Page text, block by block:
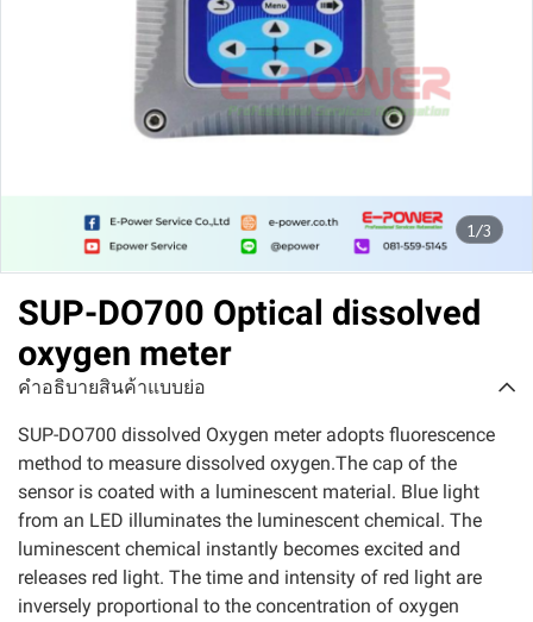
1/3
SUP-DO700 Optical dissolved
oxygen meter
คำอธิบายสินค้าแบบย่อ
SUP-DO700 dissolved Oxygen meter adopts fluorescence
method to measure dissolved oxygen.The cap of the
sensor is coated with a luminescent material. Blue light
from an LED illuminates the luminescent chemical. The
luminescent chemical instantly becomes excited and
releases red light. The time and intensity of red light are
inversely proportional to the concentration of oxygen